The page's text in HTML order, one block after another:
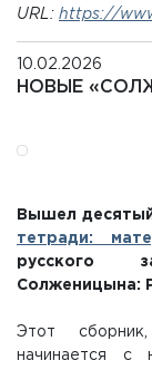
URL: https://
10.02.2026
НОВЫЕ
Вышел
тетради:
русского
Солженицына:
Этот
начинается с